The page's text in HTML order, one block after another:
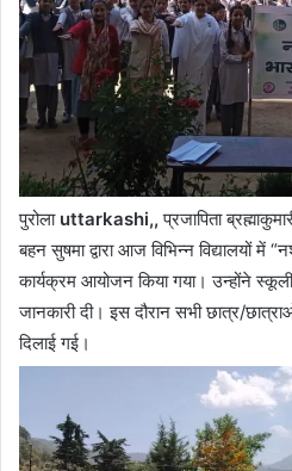
पुरोला uttarkashi,, प्रजापिता
बहन सुषमा द्वारा आज विभिन्न विद्यालयों में
कार्यक्रम आयोजन किया गया। उन्होंने
जानकारी दी। इस दौरान सभी छात्र/
दिलाई गई।